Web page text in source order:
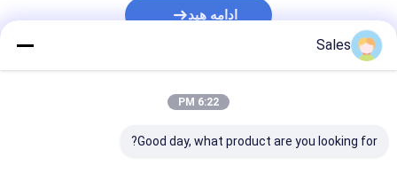
ادامه هید
Sales
6:22 PM
Good day, what product are you looking for?